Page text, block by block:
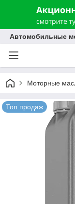
Автомобильные
Моторные
Топ продаж